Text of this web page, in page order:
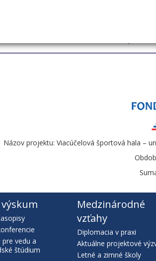
Názov projektu: Viacúčelová športová hala –
pre vedu a
štúdium
Medzinárodné
vzťahy
Diplomacia v praxi
Aktuálne projektové
Letné a zimné školy